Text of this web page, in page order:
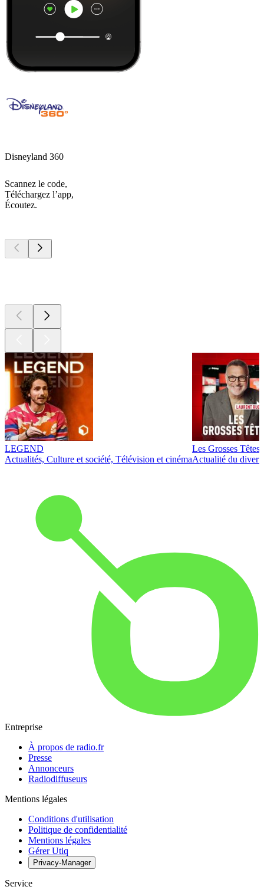
Disneyland 360
Scannez le code,
Téléchargez l’app,
Écoutez.
LEGEND
Actualités, Culture et société, Télévision et cinéma
Les Grosses Têtes
Actualité du
Entreprise
À propos de radio.fr
Presse
Annonceurs
Radiodiffuseurs
Mentions légales
Conditions d'utilisation
Politique de confidentialité
Mentions légales
Gérer Utiq
Privacy-Manager
Service